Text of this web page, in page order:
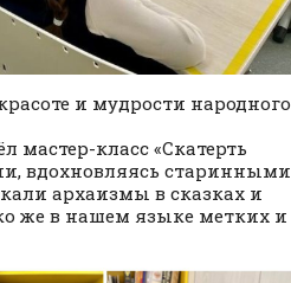
и мудрости народного
класс «Скатерть
вдохновляясь старинными
архаизмы в сказках и
же в нашем языке метких и